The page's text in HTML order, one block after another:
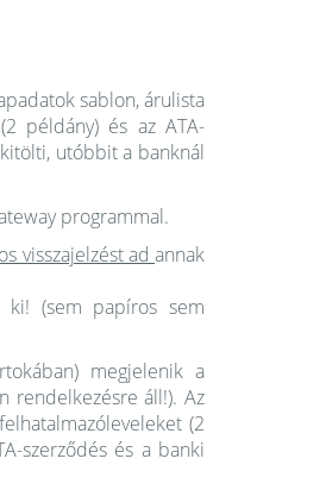
sablon, árulista
példány) és az ATA-
utóbbit a banknál
programmal.
visszajelzést adannak
ki! (sem papíros sem
megjelenik a
rendelkezésre áll!). Az
(2
szerződés és a banki